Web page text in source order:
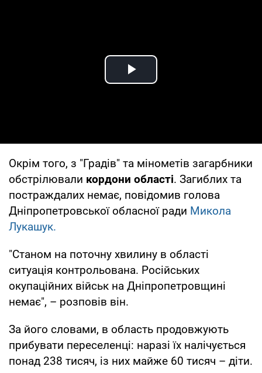
Play Video
Окрім того, з "Градів" та мінометів загарбники
обстрілювали кордони області. Загиблих та
постраждалих немає, повідомив голова
Дніпропетровської обласної ради Микола
Лукашук.
"Станом на поточну хвилину в області
ситуація контрольована. Російських
окупаційних військ на Дніпропетровщині
немає", – розповів він.
За його словами, в область продовжують
прибувати переселенці: наразі їх налічується
понад 238 тисяч, із них майже 60 тисяч – діти.